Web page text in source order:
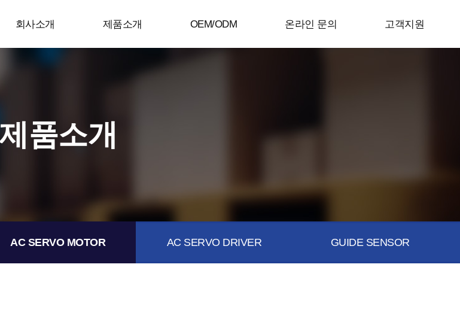
회사소개 제품소개 OEM/ODM 온라인 문의 고객지원
품소개
AC SERVO MOTOR AC SERVO DRIVER GUIDE SENSOR